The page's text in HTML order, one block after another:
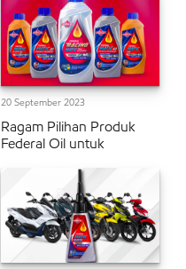
20 September 2023
Ragam Pilihan Produk
Federal Oil untuk